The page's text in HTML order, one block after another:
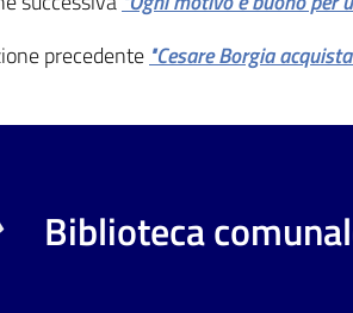
precedente "Cesare Borgia
Biblioteca